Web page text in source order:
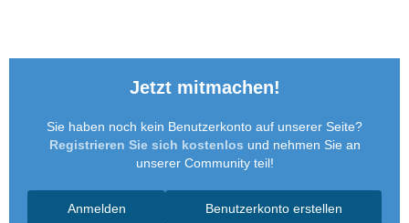
Jetzt mitmachen!
Sie haben noch kein Benutzerkonto auf unserer Seite?
Registrieren Sie sich kostenlos und nehmen Sie an
unserer Community teil!
Benutzerkonto erstellen
Anmelden